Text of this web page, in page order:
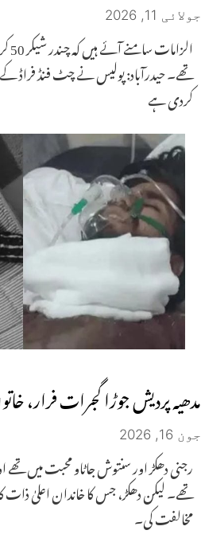
جولائی 11, 2026
تھے۔ حیدرآباد: پولیس نے چٹ فنڈ فراڈ
کردی ہے
مدھیہ پردیش جوڑا گجرات فرار،
جون 16, 2026
رجنی دھکڑ اور سنتوش جاٹاو محبت میں تھے
تھے۔ لیکن دھکڑ، جس کا خاندان اعلیٰ
مخالفت کی۔